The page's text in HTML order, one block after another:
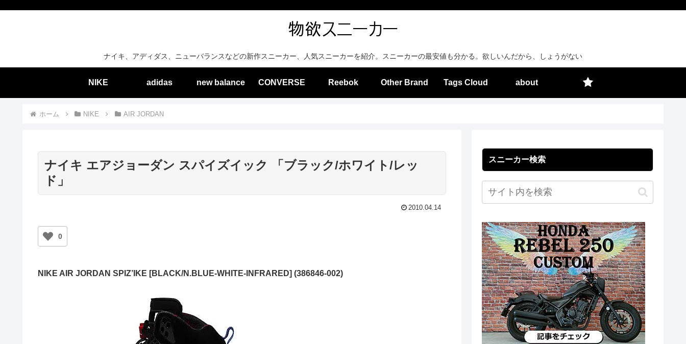
ナイキ、アディダス、ニューバランスなどの新作スニーカー、人気スニーカーを紹介。スニーカーの最安値も分かる。欲しいんだから、しょうがない
NIKE adidas new balance CONVERSE Reebok Other Brand Tags Cloud about
ホーム NIKE AIR JORDAN
ナイキ エアジョーダン スパイズイック 「ブラック/ホワイト/レッ
ド」
2010.04.14
0
NIKE AIR JORDAN SPIZ’IKE [BLACK/N.BLUE-WHITE-INFRARED] (386846-002)
スニーカー検索